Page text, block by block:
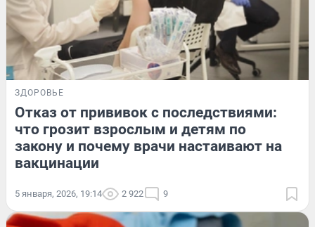
ЗДОРОВЬЕ
Отказ от прививок с последствиями:
что грозит взрослым и детям по
закону и почему врачи настаивают на
вакцинации
5 января, 2026, 19:14 2 922 9